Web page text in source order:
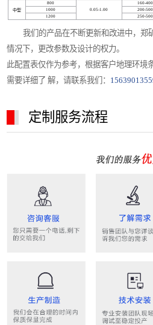
中型
800
0.05-1.00
160-400
1000
200-500
1200
250-500
我们的产品在不断更新和改进中，郑
情况下，更改参数及设计的权力。
此配置表仅作为参考，根据客户地理环境
需要详细了 解，请联系我们：
定制服务流程